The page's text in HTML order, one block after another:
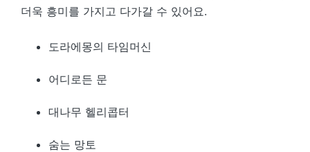
더욱 흥미를 가지고 다가갈 수 있어요.
도라에몽의 타임머신
어디로든 문
대나무 헬리콥터
숨는 망토